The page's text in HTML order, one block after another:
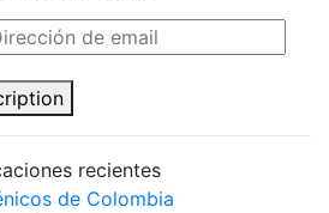
recientes
de Colombia